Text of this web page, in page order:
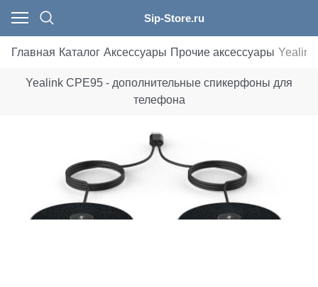
Sip-Store.ru
Главная Каталог Аксессуары Прочие аксессуары
Yealink CPE95 - дополнительные спикерфоны для
телефона